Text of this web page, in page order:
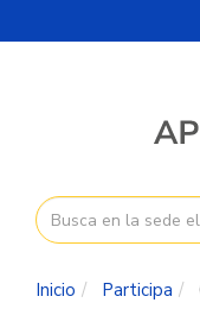
al
Inicio Participa